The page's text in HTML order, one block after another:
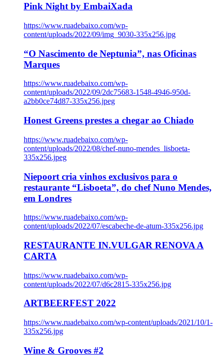
Pink Night by EmbaiXada
https://www.ruadebaixo.com/wp-
content/uploads/2022/09/img_9030-335x256.jpg
“O Nascimento de Neptunia”, nas Oficinas
Marques
https://www.ruadebaixo.com/wp-
content/uploads/2022/09/2dc75683-1548-4946-950d-
a2bb0ce74d87-335x256.jpeg
Honest Greens prestes a chegar ao Chiado
https://www.ruadebaixo.com/wp-
content/uploads/2022/08/chef-nuno-mendes_lisboeta-
335x256.jpeg
Niepoort cria vinhos exclusivos para o
restaurante “Lisboeta”, do chef Nuno Mendes,
em Londres
https://www.ruadebaixo.com/wp-
content/uploads/2022/07/escabeche-de-atum-335x256.jpg
RESTAURANTE IN.VULGAR RENOVA A
CARTA
https://www.ruadebaixo.com/wp-
content/uploads/2022/07/d6c2815-335x256.jpg
ARTBEERFEST 2022
https://www.ruadebaixo.com/wp-content/uploads/2021/10/1-
335x256.jpg
Wine & Grooves #2